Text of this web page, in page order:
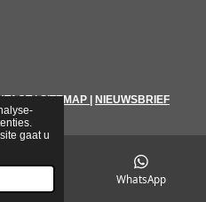
gaat u
|SITEMAP NIEUWSBRIEF
WhatsApp